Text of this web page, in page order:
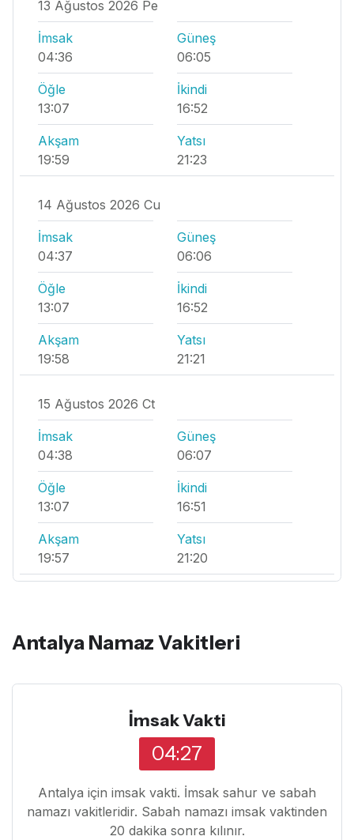
13 Ağustos 2026 Pe
İmsak
04:36
Güneş
06:05
Öğle
13:07
İkindi
16:52
Akşam
19:59
Yatsı
21:23
14 Ağustos 2026 Cu
İmsak
04:37
Güneş
06:06
Öğle
13:07
İkindi
16:52
Akşam
19:58
Yatsı
21:21
15 Ağustos 2026 Ct
İmsak
04:38
Güneş
06:07
Öğle
13:07
İkindi
16:51
Akşam
19:57
Yatsı
21:20
Antalya Namaz Vakitleri
İmsak Vakti
04:27
Antalya için imsak vakti. İmsak sahur ve sabah
namazı vakitleridir. Sabah namazı imsak vaktinden
20 dakika sonra kılınır.